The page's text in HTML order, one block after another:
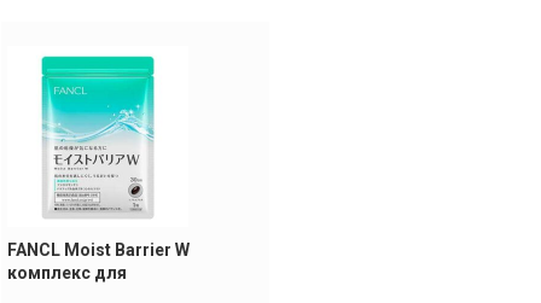
FANCL Moist Barrier W
комплекс для